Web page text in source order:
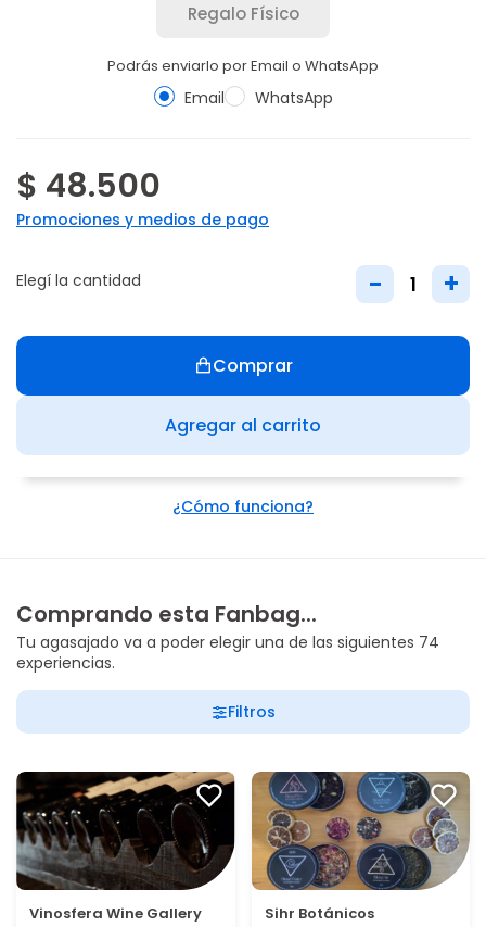
Regalo Físico
Podrás enviarlo por Email o WhatsApp
Email WhatsApp
$ 48.500
Promociones y medios de pago
Elegí la cantidad - +
Agregar al carrito
Comprar
¿Cómo funciona?
Comprando esta Fanbag...
Tu agasajado va a poder elegir una de las siguientes 74
experiencias.
Filtros
Vinosfera Wine Gallery Sihr Botánicos